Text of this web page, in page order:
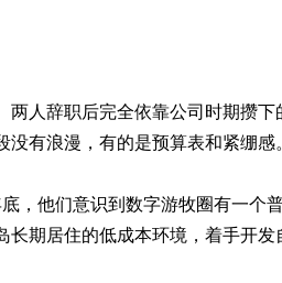
人辞职后完全依靠公司时期攒下
有浪漫，有的是预算表和紧绷感
，他们意识到数字游牧圈有一个
长期居住的低成本环境，着手开